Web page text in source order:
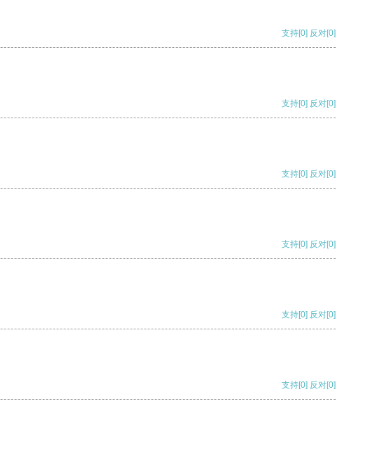
支持[0] 反对[0]
支持[0] 反对[0]
支持[0] 反对[0]
支持[0] 反对[0]
支持[0] 反对[0]
支持[0] 反对[0]